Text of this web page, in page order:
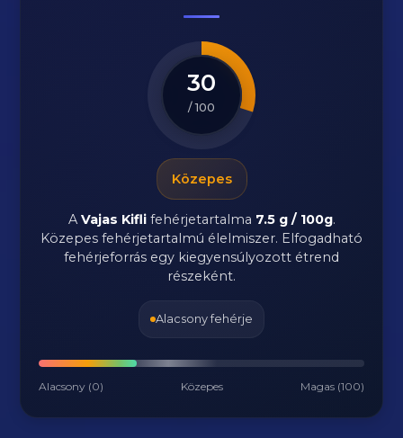
30
/ 100
Közepes
A Vajas Kiflifehérjetartalma 7.5 g / 100g.
Közepes fehérjetartalmú élelmiszer. Elfogadható
fehérjeforrás egy kiegyensúlyozott étrend
részeként.
Alacsony fehérje
Alacsony (0) Közepes Magas (100)